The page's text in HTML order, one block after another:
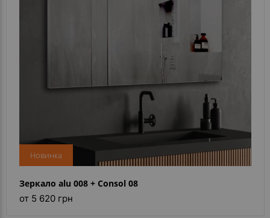
Новинка
Зеркало alu 008 + Consol 08
от 5 620 грн